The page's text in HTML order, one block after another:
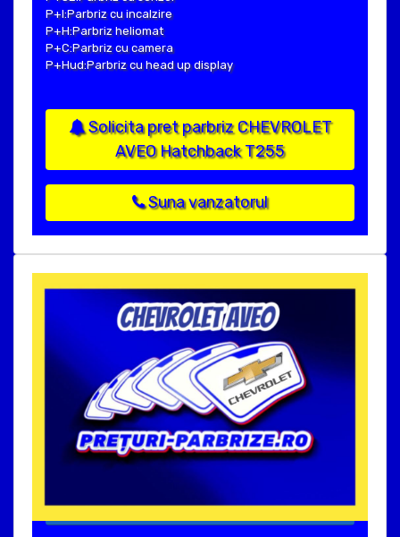
P+I:Parbriz cu incalzire
P+H:Parbriz heliomat
P+C:Parbriz cu camera
P+Hud:Parbriz cu head up display
Solicita pret parbriz CHEVROLET
AVEO Hatchback T255
Suna vanzatorul